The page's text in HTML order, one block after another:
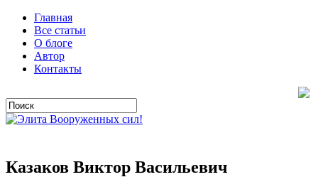
Главная
Все статьи
О блоге
Автор
Контакты
Казаков Виктор Васильевич